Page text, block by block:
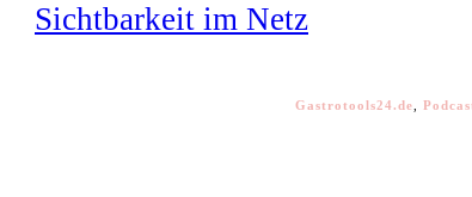
Sichtbarkeit im Netz
Gastrotools24.de